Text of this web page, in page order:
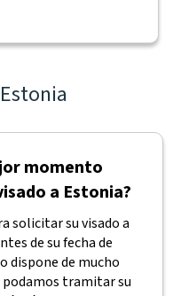
momento
a Estonia?
solicitar su visado a
de su fecha de
dispone de mucho
tramitar su